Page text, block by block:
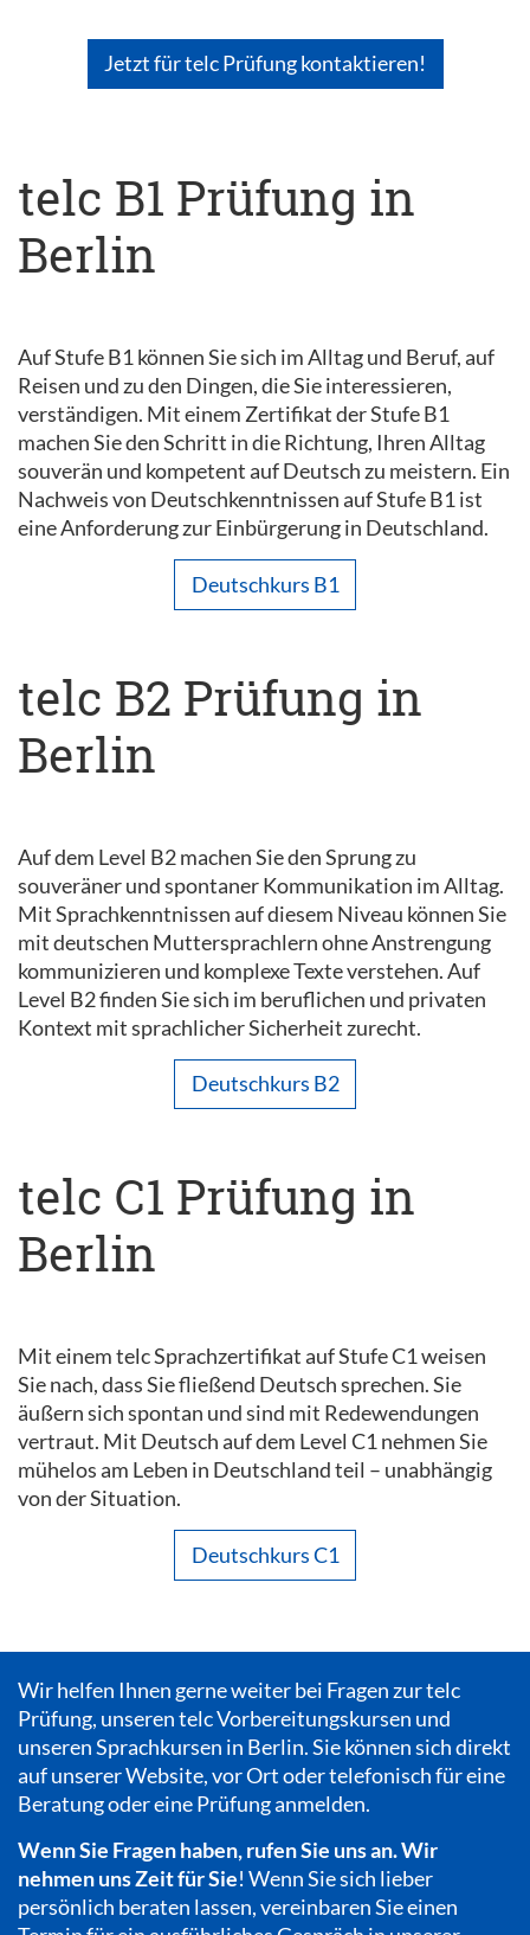
Jetzt für telc Prüfung kontaktieren!
telc B1 Prüfung in
Berlin
Auf Stufe B1 können Sie sich im Alltag und Beruf, auf
Reisen und zu den Dingen, die Sie interessieren,
verständigen. Mit einem Zertifikat der Stufe B1
machen Sie den Schritt in die Richtung, Ihren Alltag
souverän und kompetent auf Deutsch zu meistern. Ein
Nachweis von Deutschkenntnissen auf Stufe B1 ist
eine Anforderung zur Einbürgerung in Deutschland.
Deutschkurs B1
telc B2 Prüfung in
Berlin
Auf dem Level B2 machen Sie den Sprung zu
souveräner und spontaner Kommunikation im Alltag.
Mit Sprachkenntnissen auf diesem Niveau können Sie
mit deutschen Muttersprachlern ohne Anstrengung
kommunizieren und komplexe Texte verstehen. Auf
Level B2 finden Sie sich im beruflichen und privaten
Kontext mit sprachlicher Sicherheit zurecht.
Deutschkurs B2
telc C1 Prüfung in
Berlin
Mit einem telc Sprachzertifikat auf Stufe C1 weisen
Sie nach, dass Sie fließend Deutsch sprechen. Sie
äußern sich spontan und sind mit Redewendungen
vertraut. Mit Deutsch auf dem Level C1 nehmen Sie
mühelos am Leben in Deutschland teil – unabhängig
von der Situation.
Deutschkurs C1
Wir helfen Ihnen gerne weiter bei Fragen zur telc
Prüfung, unseren telc Vorbereitungskursen und
unseren Sprachkursen in Berlin. Sie können sich direkt
auf unserer Website, vor Ort oder telefonisch für eine
Beratung oder eine Prüfung anmelden.
Wenn Sie Fragen haben, rufen Sie uns an. Wir
nehmen uns Zeit für Sie! Wenn Sie sich lieber
persönlich beraten lassen, vereinbaren Sie einen